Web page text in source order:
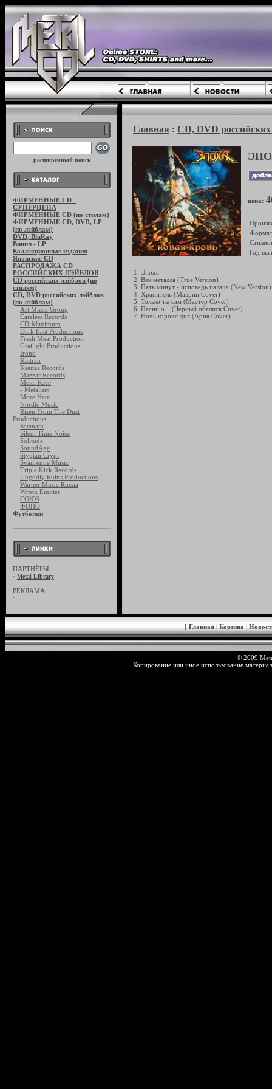
расширенный поиск
ФИРМЕННЫЕ CD -
СУПЕРЦЕНА
ФИРМЕННЫЕ CD (по стилям)
ФИРМЕННЫЕ CD, DVD, LP
(по лэйблам)
DVD, BluRay
Винил - LP
Коллекционные издания
Японские CD
РАСПРОДАЖА CD
РОССИЙСКИХ ЛЭЙБЛОВ
CD российских лэйблов (по
стилям)
CD, DVD российских лэйблов
(по лэйблам)
Art Music Group
Careless Records
CD-Maximum
Dark East Productions
Fresh Meat Production
Grailight Productions
Irond
Kattran
Ksenza Records
Mazzar Records
Metal Race
- Metalism
More Hate
Nordic Music
Risen From The Dust
Productions
Satanath
Silent Time Noise
Solitude
SoundAge
Stygian Crypt
Svanrenne Music
Triple Kick Records
Ungodly Ruins Productions
Warner Music Russia
Wroth Emitter
СОЮЗ
ФОНО
Футболки
ПАРТНЁРЫ:
· Metal Library
РЕКЛАМА:
·
Главная : CD, DVD
цена:
Год
1. Эпоха
2. Век металла (True Version)
3. Пять минут - исповедь палача (New Version)
4. Хранитель (Маврин Cover)
5. Только ты сам (Мастер Cover)
6. Песни о... (Черный обелиск Cover)
7. Ночь короче дня (Ария Cover)
[ Главная | Корзина |
© 2009
Копирование или иное использование